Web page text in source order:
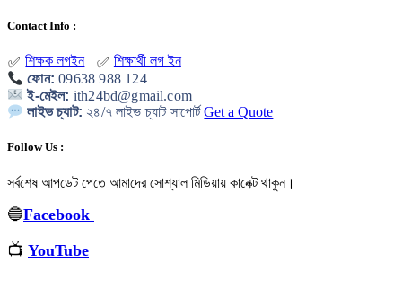
Contact Info :
✅ শিক্ষক লগইন ✅ শিক্ষার্থী লগ ইন
ফোন: 09638 988 124
ই-মেইল: ith24bd@gmail.com
লাইভ চ্যাট: ২৪/৭ লাইভ চ্যাট সাপোর্টGet a Quote
Follow Us :
সর্বশেষ আপডেট পেতে আমাদের সোশ্যাল মিডিয়ায় কানেক্ট থাকুন।
🔵Facebook
📺 YouTube